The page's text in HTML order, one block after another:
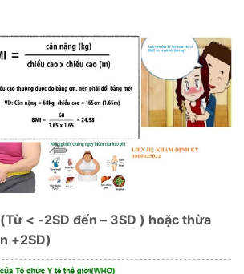
< -2SD đến – 3SD ) hoặc thừa
+2SD)